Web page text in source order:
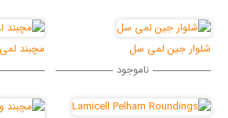
سل
ناموجود
مچبند لمی سل مدل Ventex22
ناموجود